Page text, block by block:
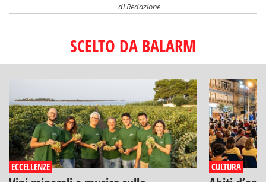
diRedazione
SCELTO DA BALARM
ECCELLENZE CULTURA